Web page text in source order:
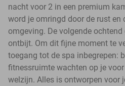
nacht voor 2 in een premium
word je omringd door de rust en
omgeving. De volgende
ontbijt. Om dit fijne moment te
toegang tot de spa inbegrepen:
fitnessruimte wachten op je
welzijn. Alles is ontworpen voor